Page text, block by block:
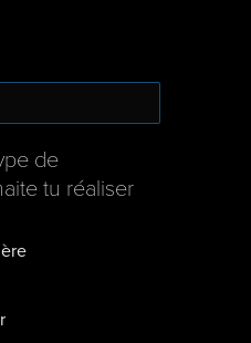
de
tu réaliser